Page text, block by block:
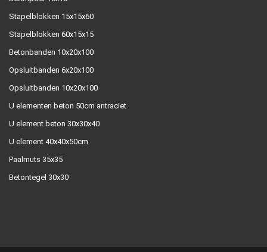
Stapelblokken 15x15x60
Stapelblokken 60x15x15
Betonbanden 10x20x100
Opsluitbanden 6x20x100
Opsluitbanden 10x20x100
U elementen beton 50cm antraciet
U element beton 30x30x40
U element 40x40x50cm
Paalmuts 35x35
Betontegel 30x30